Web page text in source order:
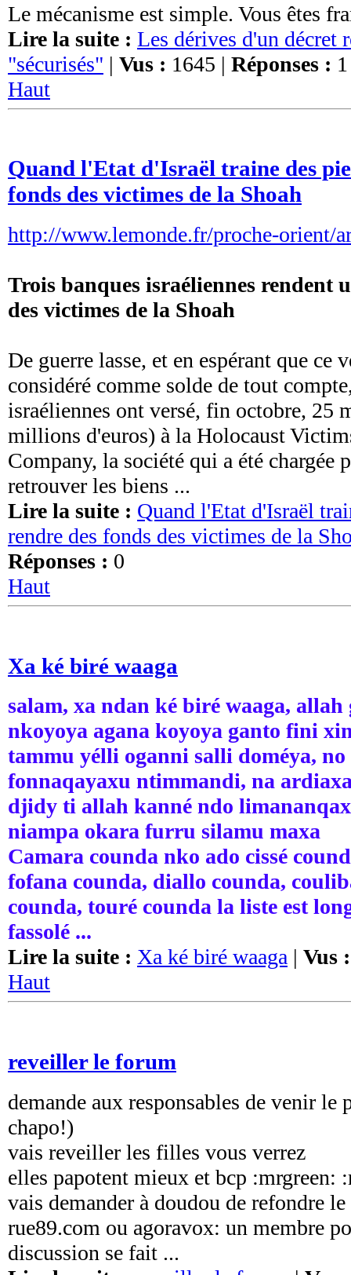
Le mécanisme est simple. Vous êtes
Lire la suite : Les dérives d'un décret
"sécurisés" | Vus : 1645 | Réponses : 1
Haut
Quand l'Etat d'Israël traine des
fonds des victimes de la Shoah
http://www.lemonde.fr/proche-orient/
Trois banques israéliennes rendent
des victimes de la Shoah
De guerre lasse, et en espérant que ce
considéré comme solde de tout
israéliennes ont versé, fin octobre, 25
millions d'euros) à la Holocaust
Company, la société qui a été chargée
retrouver les biens ...
Lire la suite : Quand l'Etat d'Israël
rendre des fonds des victimes de la
Réponses : 0
Haut
Xa ké biré waaga
salam, xa ndan ké biré waaga, allah
nkoyoya agana koyoya ganto fini
tammu yélli oganni salli doméya,
fonnaqayaxu ntimmandi, na
djidy ti allah kanné ndo
niampa okara furru silamu maxa
Camara counda nko ado cissé
fofana counda, diallo counda,
counda, touré counda la liste est
fassolé ...
Lire la suite : Xa ké biré waaga | Vus :
Haut
reveiller le forum
demande aux responsables de venir le
chapo!)
vais reveiller les filles vous verrez
elles papotent mieux et bcp :mrgreen:
vais demander à doudou de refondre
rue89.com ou agoravox: un membre
discussion se fait ...